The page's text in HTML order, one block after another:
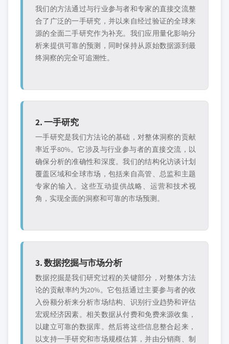
我们的方法通过与行业参与者和专家的直接交流整
合了广泛的一手研究，并以来自经过验证的全球来
源的全面二手研究作为补充。我们应用量化影响分
析来提供可靠的预测，同时保持从原始数据源到最
终洞察的完全可追溯性。
2. 一手研究
一手研究是我们方法论的基础，对整体洞察的贡献
率近乎80%。它涉及与行业参与者的直接交流，以
确保分析的准确性和深度。我们的结构化访谈计划
覆盖区域和全球市场，包括来自高管、总监和主题
专家的输入。这些互动提供战略、运营和技术视
角，实现全面的洞察和可靠的市场预测。
3. 数据挖掘与市场分析
数据挖掘是我们研究过程的关键部分，对整体方法
论的贡献率约为20%。它包括通过主要参与者的收
入份额分析来分析市场结构、识别行业趋势和评估
宏观经济因素。相关数据从付费和免费来源收集，
以建立可靠的数据库。然后将这些信息整合起来，
以支持一手研究和市场规模估算，并由分销商、制